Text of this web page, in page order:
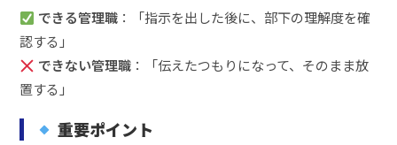
できる管理職：「指示を出した後に、部下の理解度を確
認する」
できない管理職：「伝えたつもりになって、そのまま放
置する」
重要ポイント